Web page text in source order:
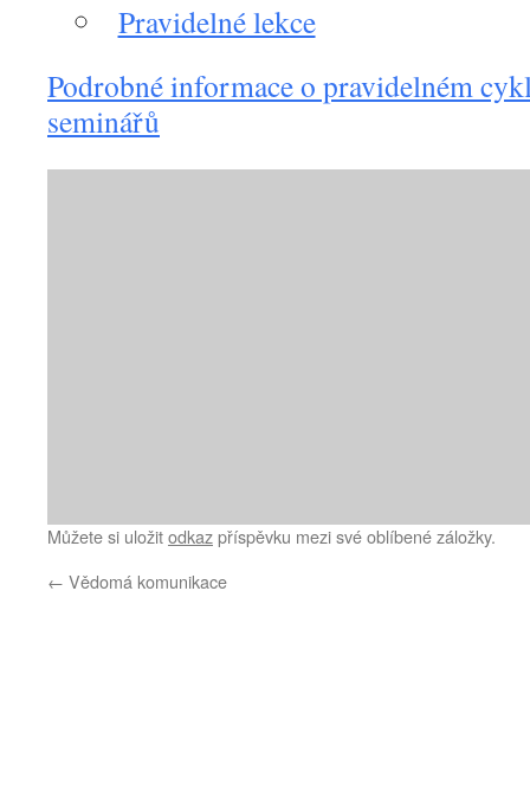
Pravidelné lekce
Podrobné informace o pravidelném
seminářů
Můžete si uložitodkazpříspěvku mezi své oblíbené záložky.
← Vědomá komunikace